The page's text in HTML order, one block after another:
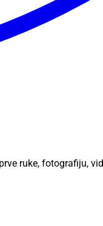
ruke, fotografiju,